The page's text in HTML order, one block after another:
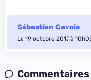
Sébastien Gavois
Le 19 octobre 2017 à